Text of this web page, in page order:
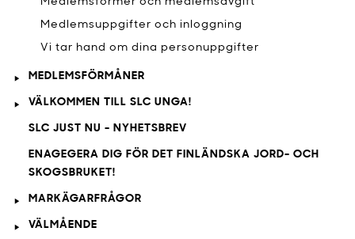
Medlemsuppgifter och inloggning
Vi tar hand om dina personuppgifter
MEDLEMSFÖRMÅNER
VÄLKOMMEN TILL SLC UNGA!
SLC JUST NU - NYHETSBREV
ENAGEGERA DIG FÖR DET FINLÄNDSKA JORD- OCH
SKOGSBRUKET!
MARKÄGARFRÅGOR
VÄLMÅENDE